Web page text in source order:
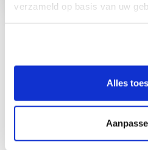
verzameld op basis van uw
Alles